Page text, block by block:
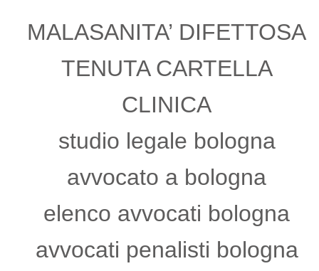
MALASANITA’ DIFETTOSA
TENUTA CARTELLA
CLINICA
studio legale bologna
avvocato a bologna
elenco avvocati bologna
avvocati penalisti bologna